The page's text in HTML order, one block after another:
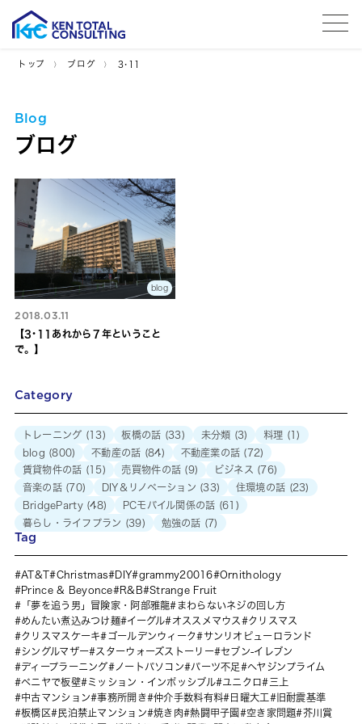
トップ ブログ 3･11
Blog
ブログ
blog
2018.03.11
【3･11あれから７年ということ
で。】
Category
トレーニング (13) 板橋の話 (33) 未分類 (3) 料理 (1)
blog (800) 不動産の話 (84) 不動産業の話 (72)
賃貸物件の話 (15) 売買物件の話 (9) ビジネス (76)
音楽の話(70) DIY＆リノベーション (33) 住環境の話 (23)
BridgeParty(48) PCモバイル関係の話 (61)
暮らし・ライフプラン (39) 勉強の話 (7)
Tag
AT&T Christmas DIY grammy20016
Ornithology
Prince & Beyonce
R&B
Strange Fruit
「夢を追う男」冒険家・阿部雅龍
まわらないネジの回し方
めんたい煮込みつけ麺
イーグル オススメマウス
クリスマス
クリスマスケーキ
ゴールデンウィーク
サンリオピューロランド
シングルマザー
スターウォーズストーリー
セブン-イレブン
ディープラーニング
ノートパソコン パーツ不足
ヘヤジンプライム
ベニヤで板壁
ミッション・インポッシブル ユニクロ
三上
中古マンション
事務所開き 仲介手数料有料 日曜大工
旧耐震基準
板橋区
民泊禁止マンション 焼き肉 熱闘甲子園 空き家問題
芥川賞